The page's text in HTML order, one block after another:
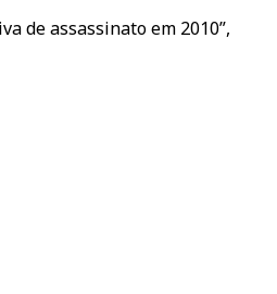
de assassinato em 2010”,